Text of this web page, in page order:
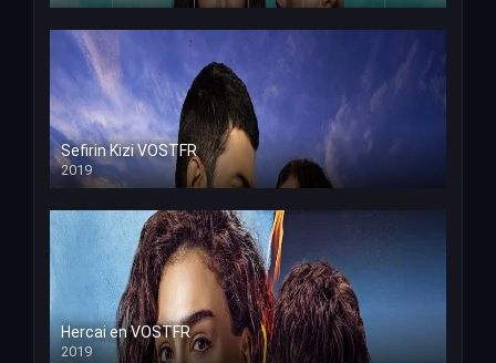
Sefirin Kizi VOSTFR
2019
Hercai en VOSTFR
2019